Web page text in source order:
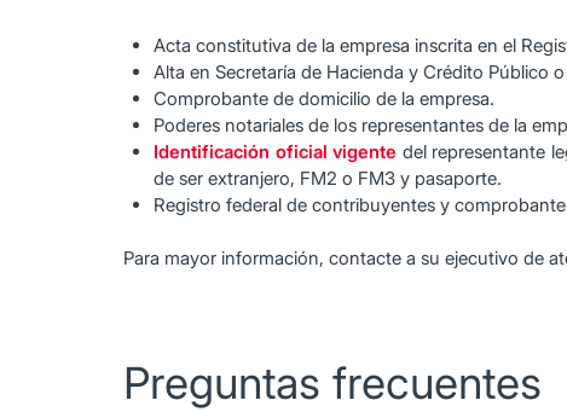
Acta constitutiva de la empresa inscrita en el
Alta en Secretaría de Hacienda y Crédito Público
Comprobante de domicilio de la empresa.
Poderes notariales de los representantes de la
Identificación oficial vigente del representante
de ser extranjero, FM2 o FM3 y pasaporte.
Registro federal de contribuyentes y
Para mayor información, contacte a su ejecutivo de
Preguntas frecuentes